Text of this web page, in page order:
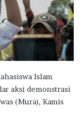
Islam
aksi demonstrasi
(Mura), Kamis